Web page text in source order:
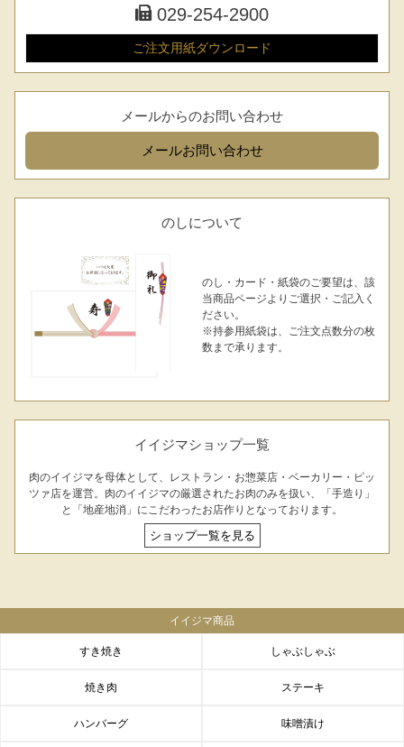
029-254-2900
ご注文用紙ダウンロード
メールからのお問い合わせ
メールお問い合わせ
のしについて
のし・カード・紙袋のご要望は、該
当商品ページよりご選択・ご記入く
ださい。
※持参用紙袋は、ご注文点数分の枚
数まで承ります。
イイジマショップ一覧
肉のイイジマを母体として、レストラン・お惣菜店・ベーカリー・ピッ
ツァ店を運営。肉のイイジマの厳選されたお肉のみを扱い、「手造り」
と「地産地消」にこだわったお店作りとなっております。
ショップ一覧を見る
イイジマ商品
すき焼き しゃぶしゃぶ
焼き肉 ステーキ
ハンバーグ 味噌漬け